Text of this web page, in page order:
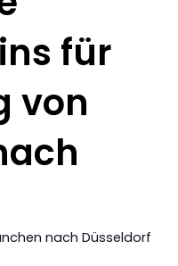
für
von
nach Düsseldorf